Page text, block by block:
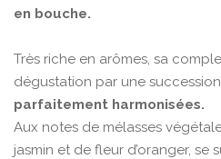
en bouche.
Très riche en arômes, sa
dégustation par une
parfaitement harmonisées.
Aux notes de mélasses
jasmin et de fleur d’oranger, se